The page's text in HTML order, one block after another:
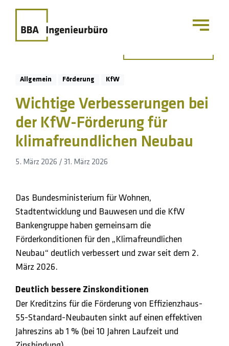
Allgemein Förderung KfW
Wichtige Verbesserungen bei
der KfW-Förderung für
klimafreundlichen Neubau
5. März 2026 / 31. März 2026
Das Bundesministerium für Wohnen,
Stadtentwicklung und Bauwesen und die KfW
Bankengruppe haben gemeinsam die
Förderkonditionen für den „Klimafreundlichen
Neubau“ deutlich verbessert und zwar seit dem 2.
März 2026.
Deutlich bessere Zinskonditionen
Der Kreditzins für die Förderung von Effizienzhaus-
55-Standard-Neubauten sinkt auf einen effektiven
Jahreszins ab 1 % (bei 10 Jahren Laufzeit und